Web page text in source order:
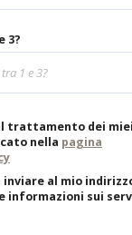
3?
trattamento dei
nella pagina
inviare al mio
informazioni sui